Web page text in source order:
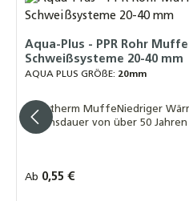
3,80 €
Aqua-Plus - PPR Rohr
Schweißsysteme 20-40 mm
AQUA PLUS GRÖßE: 20mm
Fusiotherm MuffeNiedriger
Lebensdauer von über 50 Jahren
Regulärer Preis:
Ab 0,55 €